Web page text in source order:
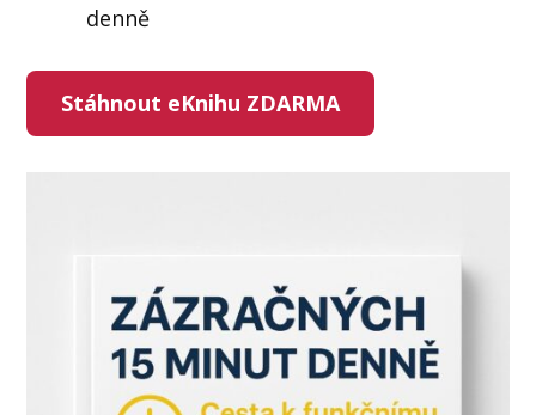
denně
Stáhnout eKnihu ZDARMA